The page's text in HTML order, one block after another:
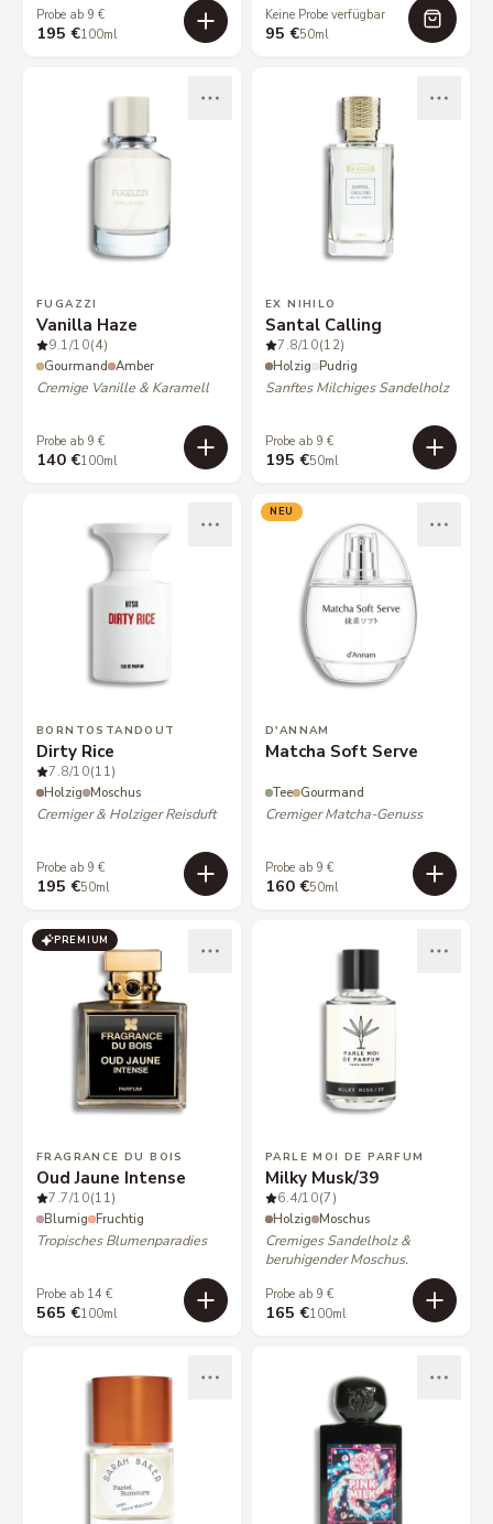
Probe ab 9 €
195 €100ml
Keine Probe verfügbar
95 €50ml
FUGAZZI
Vanilla Haze
9.1/10(4)
Gourmand Amber
Cremige Vanille & Karamell
Probe ab 9 €
140 €100ml
EX NIHILO
Santal Calling
7.8/10(12)
Holzig Pudrig
Sanftes Milchiges Sandelholz
Probe ab 9 €
195 €50ml
BORNTOSTANDOUT
Dirty Rice
7.8/10(11)
Holzig Moschus
Cremiger & Holziger Reisduft
Probe ab 9 €
195 €50ml
NEU
D'ANNAM
Matcha Soft Serve
Tee Gourmand
Cremiger Matcha-Genuss
Probe ab 9 €
160 €50ml
PREMIUM
FRAGRANCE DU BOIS
Oud Jaune Intense
7.7/10(11)
Blumig Fruchtig
Tropisches Blumenparadies
Probe ab 14 €
565 €100ml
PARLE MOI DE PARFUM
Milky Musk/39
6.4/10(7)
Holzig Moschus
Cremiges Sandelholz &
beruhigender Moschus.
Probe ab 9 €
165 €100ml